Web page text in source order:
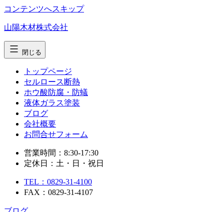
コンテンツへスキップ
山陽木材株式会社
閉じる
トップページ
セルロース断熱
ホウ酸防腐・防蟻
液体ガラス塗装
ブログ
会社概要
お問合せフォーム
営業時間：8:30-17:30
定休日：土・日・祝日
TEL：0829-31-4100
FAX：0829-31-4107